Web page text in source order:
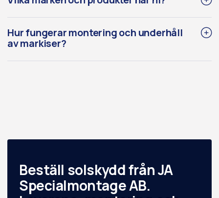
Hur fungerar montering och underhåll
av markiser?
Beställ solskydd från JA
Specialmontage AB.